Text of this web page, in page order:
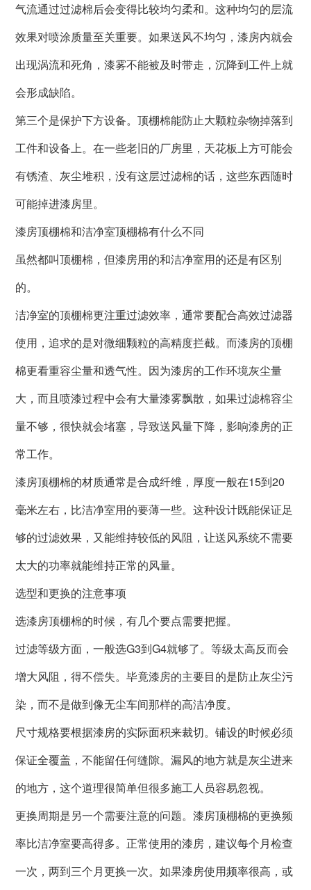
气流通过过滤棉后会变得比较均匀柔和。这种均匀的层流
效果对喷涂质量至关重要。如果送风不均匀，漆房内就会
出现涡流和死角，漆雾不能被及时带走，沉降到工件上就
会形成缺陷。
第三个是保护下方设备。顶棚棉能防止大颗粒杂物掉落到
工件和设备上。在一些老旧的厂房里，天花板上方可能会
有锈渣、灰尘堆积，没有这层过滤棉的话，这些东西随时
可能掉进漆房里。
漆房顶棚棉和洁净室顶棚棉有什么不同
虽然都叫顶棚棉，但漆房用的和洁净室用的还是有区别
的。
洁净室的顶棚棉更注重过滤效率，通常要配合高效过滤器
使用，追求的是对微细颗粒的高精度拦截。而漆房的顶棚
棉更看重容尘量和透气性。因为漆房的工作环境灰尘量
大，而且喷漆过程中会有大量漆雾飘散，如果过滤棉容尘
量不够，很快就会堵塞，导致送风量下降，影响漆房的正
常工作。
漆房顶棚棉的材质通常是合成纤维，厚度一般在15到20
毫米左右，比洁净室用的要薄一些。这种设计既能保证足
够的过滤效果，又能维持较低的风阻，让送风系统不需要
太大的功率就能维持正常的风量。
选型和更换的注意事项
选漆房顶棚棉的时候，有几个要点需要把握。
过滤等级方面，一般选G3到G4就够了。等级太高反而会
增大风阻，得不偿失。毕竟漆房的主要目的是防止灰尘污
染，而不是做到像无尘车间那样的高洁净度。
尺寸规格要根据漆房的实际面积来裁切。铺设的时候必须
保证全覆盖，不能留任何缝隙。漏风的地方就是灰尘进来
的地方，这个道理很简单但很多施工人员容易忽视。
更换周期是另一个需要注意的问题。漆房顶棚棉的更换频
率比洁净室要高得多。正常使用的漆房，建议每个月检查
一次，两到三个月更换一次。如果漆房使用频率很高，或